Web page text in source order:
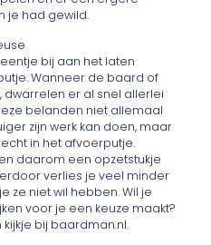
je had gewild.
bij aan het laten
Wanneer de baard of
dwarrelen er al snel allerlei
belanden niet allemaal
zijn werk kan doen, maar
in het afvoerputje.
daarom een opzetstukje
verlies je veel minder
ze niet wil hebben. Wil je
voor je een keuze maakt?
bij baardman.nl.